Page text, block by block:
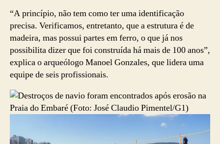
“A princípio, não tem como ter uma identificação
precisa. Verificamos, entretanto, que a estrutura é de
madeira, mas possui partes em ferro, o que já nos
possibilita dizer que foi construída há mais de 100 anos”,
explica o arqueólogo Manoel Gonzales, que lidera uma
equipe de seis profissionais.